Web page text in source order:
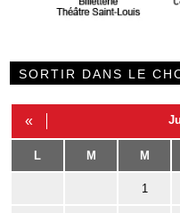
SORTIR DANS LE
«
L M M
1